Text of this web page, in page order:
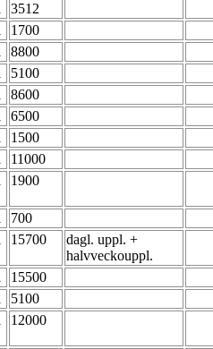
3512
1700
8800
5100
8600
6500
1500
11000
1900
700
15700
dagl. uppl. +
halvveckouppl.
15500
5100
12000